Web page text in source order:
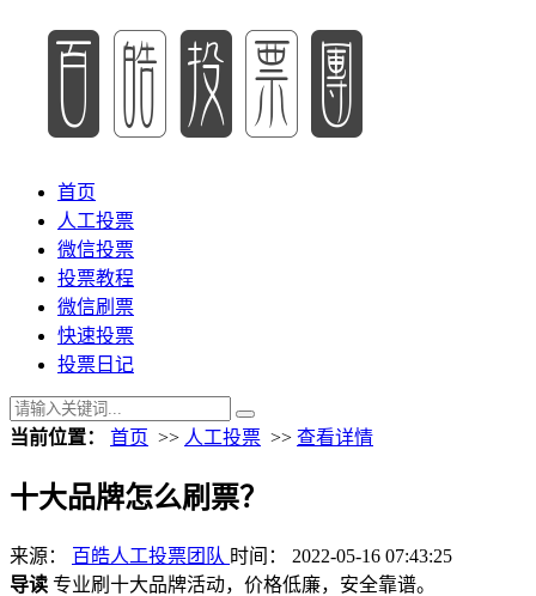
首页
人工投票
微信投票
投票教程
微信刷票
快速投票
投票日记
当前位置： 首页 >> 人工投票 >> 查看详情
十大品牌怎么刷票？
来源： 百皓人工投票团队 时间： 2022-05-16 07:43:25
导读 专业刷十大品牌活动，价格低廉，安全靠谱。